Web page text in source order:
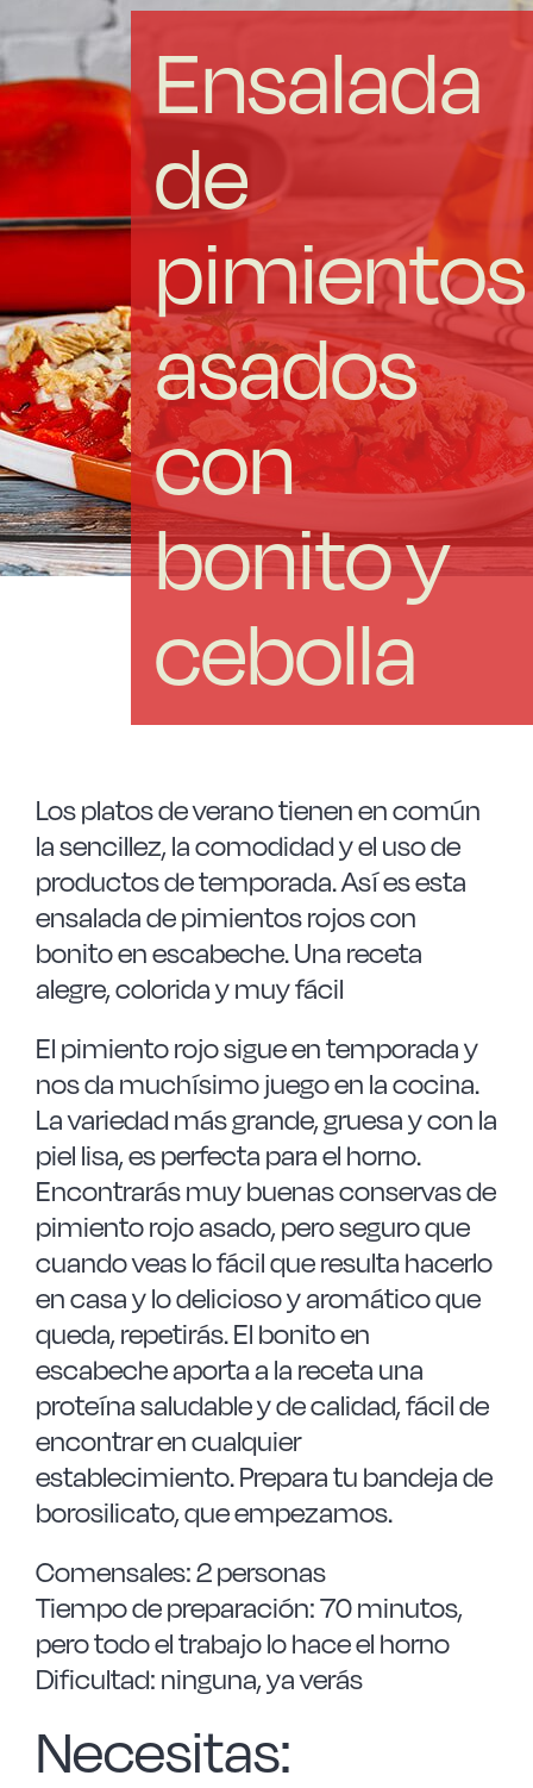
Sostenibles
Somos Cooperativa
Cocinando
Las Noticias
Instrucciones de seguridad
FAQ
Contacto
Ensalada
de
pimientos
asados
con
bonito y
cebolla
Los platos de verano tienen en común
la sencillez, la comodidad y el uso de
productos de temporada. Así es esta
ensalada de pimientos rojos con
bonito en escabeche. Una receta
alegre, colorida y muy fácil
El pimiento rojo sigue en temporada y
nos da muchísimo juego en la cocina.
La variedad más grande, gruesa y con la
piel lisa, es perfecta para el horno.
Encontrarás muy buenas conservas de
pimiento rojo asado, pero seguro que
cuando veas lo fácil que resulta hacerlo
en casa y lo delicioso y aromático que
queda, repetirás. El bonito en
escabeche aporta a la receta una
proteína saludable y de calidad, fácil de
encontrar en cualquier
establecimiento. Prepara tu bandeja de
borosilicato, que empezamos.
Comensales: 2 personas
Tiempo de preparación: 70 minutos,
pero todo el trabajo lo hace el horno
Dificultad: ninguna, ya verás
Necesitas: